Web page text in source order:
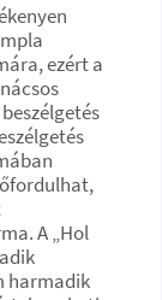
ezért a
A „Hol
harmadik